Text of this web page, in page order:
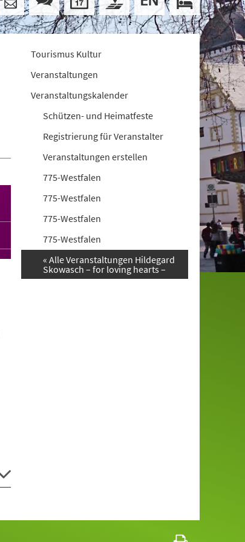
Tourismus Kultur
Veranstaltungen
Veranstaltungskalender
Schützen- und Heimatfeste
Registrierung für Veranstalter
Veranstaltungen erstellen
775-Westfalen
775-Westfalen
775-Westfalen
775-Westfalen
« Alle Veranstaltungen Hildegard
Skowasch – for loving hearts –